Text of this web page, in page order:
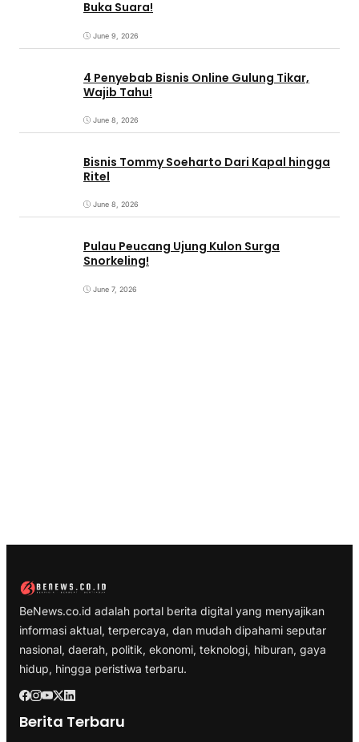
Buka Suara!
June 9, 2026
4 Penyebab Bisnis Online Gulung Tikar,
Wajib Tahu!
June 8, 2026
Bisnis Tommy Soeharto Dari Kapal hingga
Ritel
June 8, 2026
Pulau Peucang Ujung Kulon Surga
Snorkeling!
June 7, 2026
BeNews.co.id adalah portal berita digital yang menyajikan
informasi aktual, terpercaya, dan mudah dipahami seputar
nasional, daerah, politik, ekonomi, teknologi, hiburan, gaya
hidup, hingga peristiwa terbaru.
Berita Terbaru